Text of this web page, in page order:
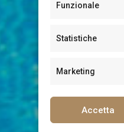
Funzionale
Statistiche
Marketing
Accetta